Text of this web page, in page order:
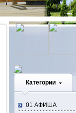
Категории
01 АФИША